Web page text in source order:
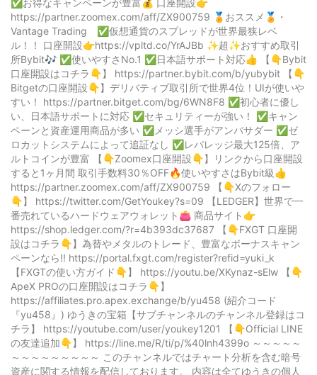
✅お得なキャンペーンが豊富💰 口座開設👉
https://partner.zoomex.com/aff/ZX900759 🏅おススメ🏅・
Vantage Trading ✅仮想通貨のスプレッドが世界最狭レベ
ル！！ 口座開設👉https://vpltd.co/YrAJBb ✨超✨おすすめ取引
所Bybit🎶 ✅使いやすさNo.1 ✅日本語サポート対応👍 【👇Bybit
口座開設はコチラ👇】 https://partner.bybit.com/b/yubybit 【👇
Bitgetの口座開設👇】デリバティブ取引所で世界4位！UIが使いや
すい！ https://partner.bitget.com/bg/6WN8F8 ✅初心者に優し
い、日本語サポートに対応 ✅セキュリティーが強い！ ✅キャン
ペーンと資産運用商品が多い ✅メッシ選手がアンバサダー ✅ゼ
ロカットシステムによって追証なし ✅レバレッジ最大125倍、ア
ルトコインが豊富 【👇Zoomex口座開設👇】リンクから口座開設
すると1ヶ月間 取引手数料30％OFF🔥使いやすさはBybit級👍
https://partner.zoomex.com/aff/ZX900759 【👇Xのフォロー
👇】 https://twitter.com/GetYoukey?s=09 【LEDGER】世界で一
番売れているハードウェアウォレット👛 商品サイト👉
https://shop.ledger.com/?r=4b393dc37687 【👇FXGT 口座開
設はコチラ👇】為替やメタルのトレード、豊富なボーナスキャン
ペーンなら!! https://portal.fxgt.com/register?refid=yuki_k
【FXGTの使い方ガイド👇】 https://youtu.be/XKynaz-sElw 【👇
ApeX PROの口座開設はコチラ👇】
https://affiliates.pro.apex.exchange/b/yu458 (紹介コード
『yu458』) ゆうきの宝箱【サブチャンネルのチャンネル登録はコ
チラ】 https://youtube.com/user/youkey1201 【👇Official LINE
の友達追加👇】 https://line.me/R/ti/p/%40lnh4399o ～～～～～
～～～～～～～～～ このチャンネルではチャート分析を含む暗号
資産に関する情報を配信しております。 内容は全てゆうきの個人